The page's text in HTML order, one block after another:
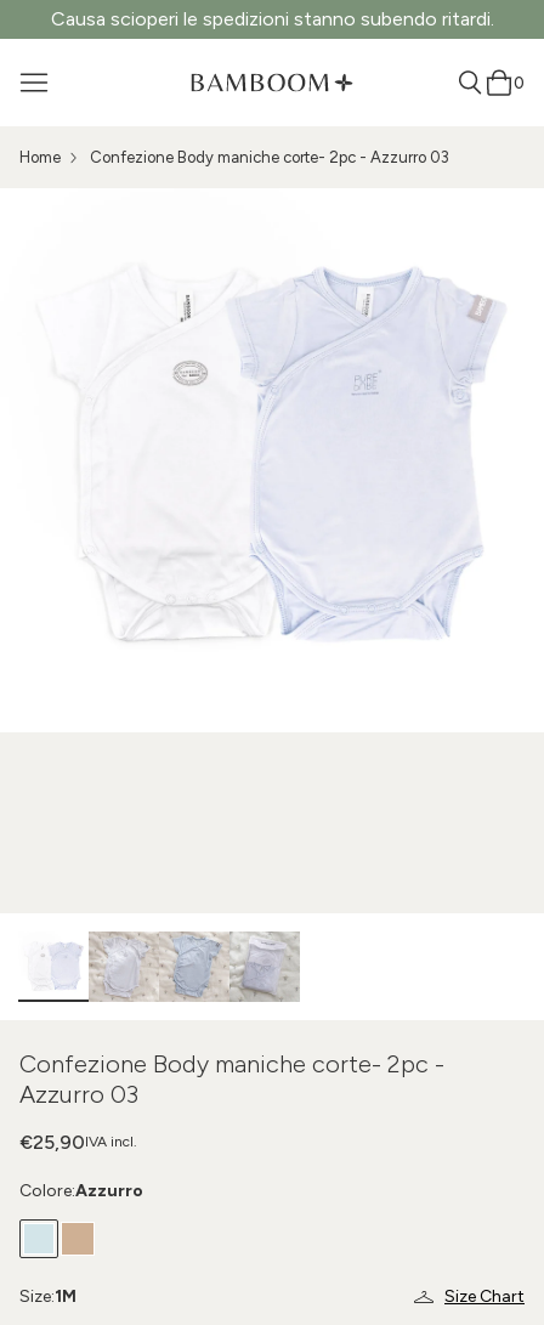
Causa scioperi le spedizioni stanno subendo ritardi.
0
Home Confezione Body maniche corte- 2pc - Azzurro 03
Confezione Body maniche corte- 2pc -
Azzurro 03
IVA incl.
€25,90
Colore:Azzurro
Size Chart
Size:1M